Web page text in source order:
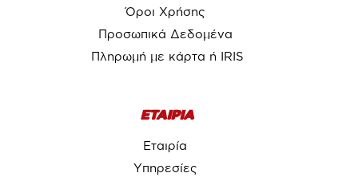
Όροι Χρήσης
Προσωπικά Δεδομένα
Πληρωμή με κάρτα ή IRIS
ΕΤΑΙΡΙΑ
Εταιρία
Υπηρεσίες